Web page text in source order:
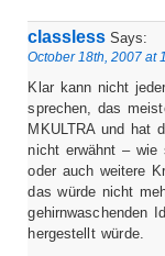
classless Says:
October 18th, 2007 at
Klar kann nicht
sprechen, das
MKULTRA und hat
nicht erwähnt – wie
oder auch weitere
das würde nicht
gehirnwaschenden
hergestellt würde.